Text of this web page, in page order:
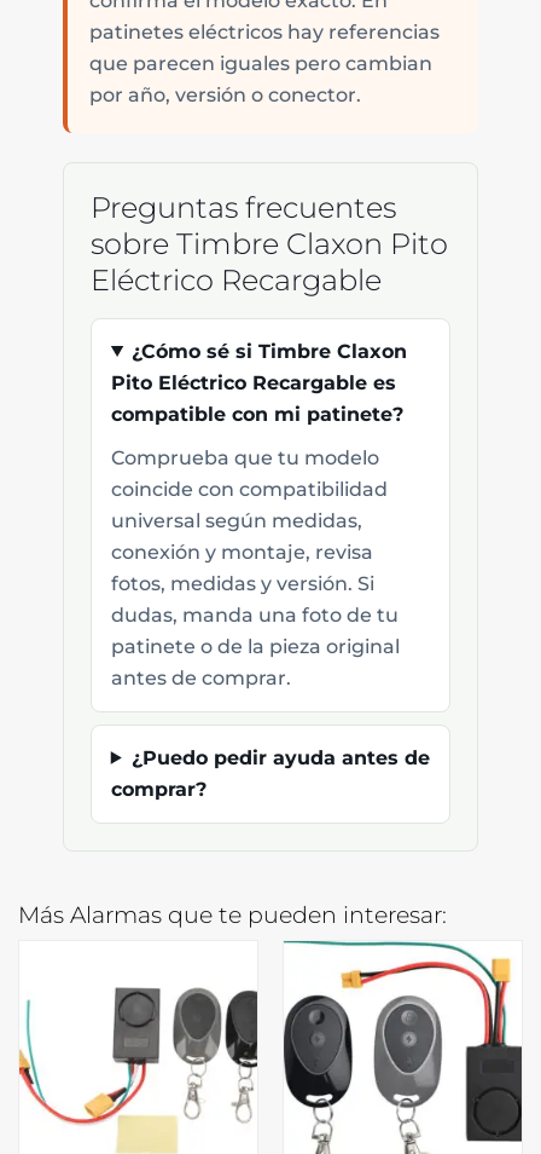
patinetes eléctricos hay referencias
que parecen iguales pero cambian
por año, versión o conector.
Preguntas frecuentes
sobre Timbre Claxon Pito
Eléctrico Recargable
¿Cómo sé si Timbre Claxon
Pito Eléctrico Recargable es
compatible con mi patinete?
Comprueba que tu modelo
coincide con compatibilidad
universal según medidas,
conexión y montaje, revisa
fotos, medidas y versión. Si
dudas, manda una foto de tu
patinete o de la pieza original
antes de comprar.
¿Puedo pedir ayuda antes de
comprar?
Más Alarmas que te pueden interesar: